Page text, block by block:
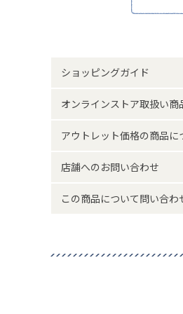
味と異なって見える場合がご
ショッピングガイド
オンラインストア取扱い商
アウトレット価格の商品に
店舗へのお問い合わせ
この商品について問い合わ